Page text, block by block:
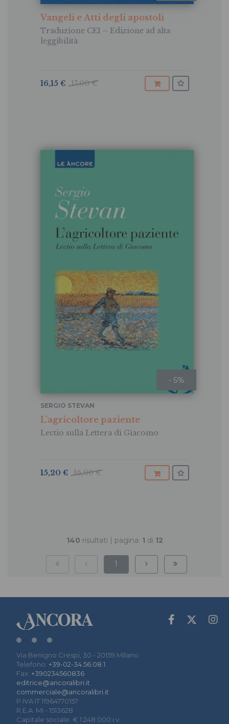
Vangeli e Atti degli apostoli
Traduzione CEI – Edizione ad alta
leggibilità
17,00 €
16,15 €
- 5%
L'agricoltore paziente
Lectio sulla Lettera di Giacomo
SERGIO STEVAN
16,00 €
15,20 €
140 risultati | pagina: 1 di 12
1
Via Benigno Crespi, 30 - 20159 Milano
Telefono: +39-02-34.56.08.1
Fax: +390234560836
editrice@ancoralibri.it
commerciale@ancoralibri.it
P.IVA IT 11964770157
R.E.A. MI - 1513628
Capitale sociale: € 1.248.000 i.v.